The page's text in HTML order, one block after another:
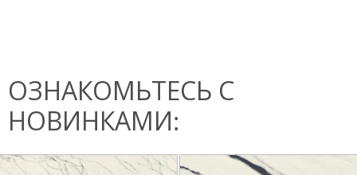
ОЗНАКОМЬТЕСЬ С
НОВИНКАМИ: